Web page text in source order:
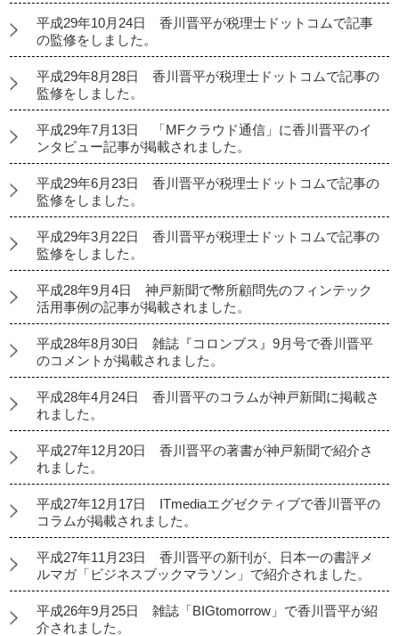
平成29年10月24日 香川晋平が税理士ドットコムで記事
の監修をしました。
平成29年8月28日 香川晋平が税理士ドットコムで記事の
監修をしました。
平成29年7月13日 「MFクラウド通信」に香川晋平のイ
ンタビュー記事が掲載されました。
平成29年6月23日 香川晋平が税理士ドットコムで記事の
監修をしました。
平成29年3月22日 香川晋平が税理士ドットコムで記事の
監修をしました。
平成28年9月4日 神戸新聞で幣所顧問先のフィンテック
活用事例の記事が掲載されました。
平成28年8月30日 雑誌『コロンブス』9月号で香川晋平
のコメントが掲載されました。
平成28年4月24日 香川晋平のコラムが神戸新聞に掲載さ
れました。
平成27年12月20日 香川晋平の著書が神戸新聞で紹介さ
れました。
平成27年12月17日 ITmediaエグゼクティブで香川晋平の
コラムが掲載されました。
平成27年11月23日 香川晋平の新刊が、日本一の書評メ
ルマガ「ビジネスブックマラソン」で紹介されました。
平成26年9月25日 雑誌「BIGtomorrow」で香川晋平が紹
介されました。